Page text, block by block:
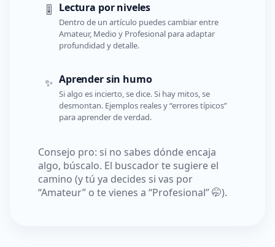
🎚️ Lectura por niveles
Dentro de un artículo puedes cambiar entre
Amateur, Medio y Profesional para adaptar
profundidad y detalle.
✨ Aprender sin humo
Si algo es incierto, se dice. Si hay mitos, se
desmontan. Ejemplos reales y “errores típicos”
para aprender de verdad.
Consejo pro: si no sabes dónde encaja
algo, búscalo. El buscador te sugiere el
camino (y tú ya decides si vas por
“Amateur” o te vienes a “Profesional” 🤭).